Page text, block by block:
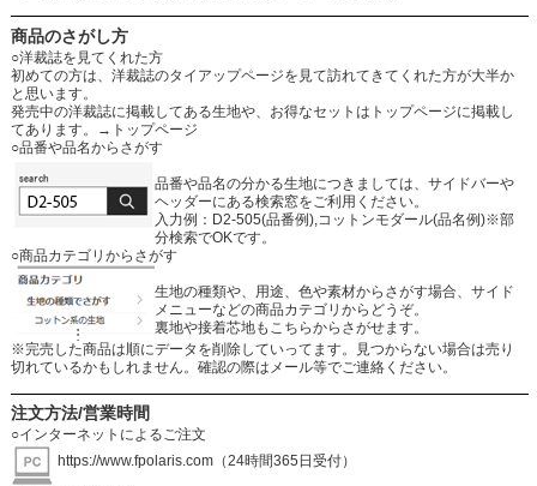
商品のさがし方
○洋裁誌を見てくれた方
初めての方は、洋裁誌のタイアップページを見て訪れてきてくれた方が大半か
と思います。
発売中の洋裁誌に掲載してある生地や、お得なセットはトップページに掲載し
てあります。
→トップページ
○品番や品名からさがす
品番や品名の分かる生地につきましては、サイドバーや
ヘッダーにある検索窓をご利用ください。
入力例：D2-505(品番例),コットンモダール(品名例)※部
分検索でOKです。
○商品カテゴリからさがす
生地の種類や、用途、色や素材からさがす場合、サイド
メニューなどの商品カテゴリからどうぞ。
裏地や接着芯地もこちらからさがせます。
※完売した商品は順にデータを削除していってます。見つからない場合は売り
切れているかもしれません。確認の際はメール等でご連絡ください。
注文方法/営業時間
○インターネットによるご注文
https://www.fpolaris.com（24時間365日受付）